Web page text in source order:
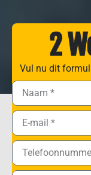
2
Vul nu dit